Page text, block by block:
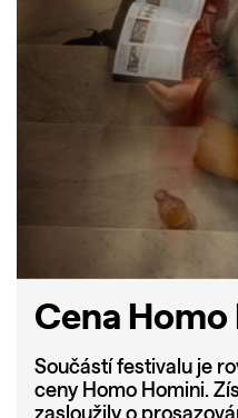
Cena Homo
Součástí festivalu je
ceny Homo Homini.